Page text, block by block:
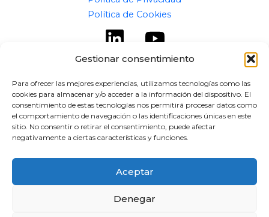
Gestionar consentimiento
Para ofrecer las mejores experiencias, utilizamos tecnologías como las
cookies para almacenar y/o acceder a la información del dispositivo. El
consentimiento de estas tecnologías nos permitirá procesar datos como
el comportamiento de navegación o las identificaciones únicas en este
sitio. No consentir o retirar el consentimiento, puede afectar
negativamente a ciertas características y funciones.
Aceptar
Denegar
Política de Cookies
Copyright © 2026 flipaz.es
Powered by flipaz.es